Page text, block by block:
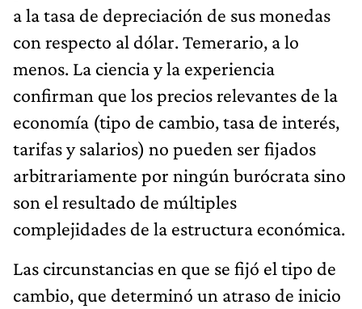
a la tasa de depreciación de sus monedas
con respecto al dólar. Temerario, a lo
menos. La ciencia y la experiencia
confirman que los precios relevantes de la
economía (tipo de cambio, tasa de interés,
tarifas y salarios) no pueden ser fijados
arbitrariamente por ningún burócrata sino
son el resultado de múltiples
complejidades de la estructura económica.
Las circunstancias en que se fijó el tipo de
cambio, que determinó un atraso de inicio